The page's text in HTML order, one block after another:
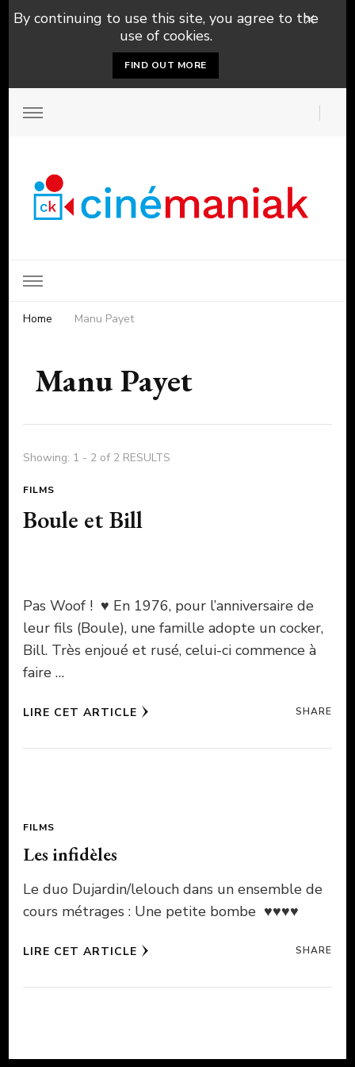
By continuing to use this site, you agree to the
use of cookies.
FIND OUT MORE
Home Manu Payet
Manu Payet
Showing: 1 - 2 of 2 RESULTS
FILMS
Boule et Bill
Pas Woof ! ♥ En 1976, pour l’anniversaire de
leur fils (Boule), une famille adopte un cocker,
Bill. Très enjoué et rusé, celui-ci commence à
faire …
LIRE CET ARTICLE SHARE
FILMS
Les infidèles
Le duo Dujardin/lelouch dans un ensemble de
cours métrages : Une petite bombe ♥♥♥♥
LIRE CET ARTICLE SHARE